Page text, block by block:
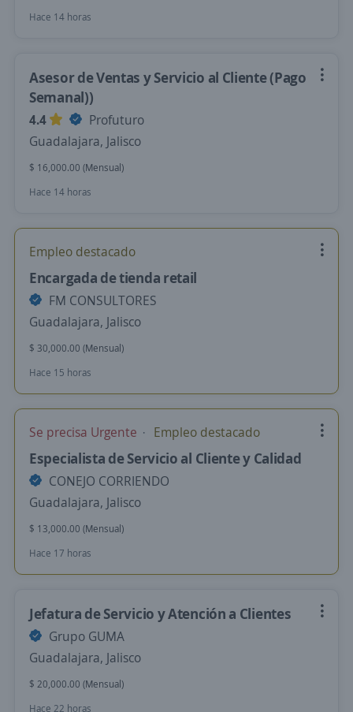
Hace 14 horas
Asesor de Ventas y Servicio al Cliente (Pago
Semanal))
4.4
Profuturo
Guadalajara, Jalisco
$ 16,000.00 (Mensual)
Hace 14 horas
Empleo destacado
Encargada de tienda retail
FM CONSULTORES
Guadalajara, Jalisco
$ 30,000.00 (Mensual)
Hace 15 horas
Se precisa Urgente Empleo destacado
Especialista de Servicio al Cliente y Calidad
CONEJO CORRIENDO
Guadalajara, Jalisco
$ 13,000.00 (Mensual)
Hace 17 horas
Jefatura de Servicio y Atención a Clientes
Grupo GUMA
Guadalajara, Jalisco
$ 20,000.00 (Mensual)
Hace 22 horas